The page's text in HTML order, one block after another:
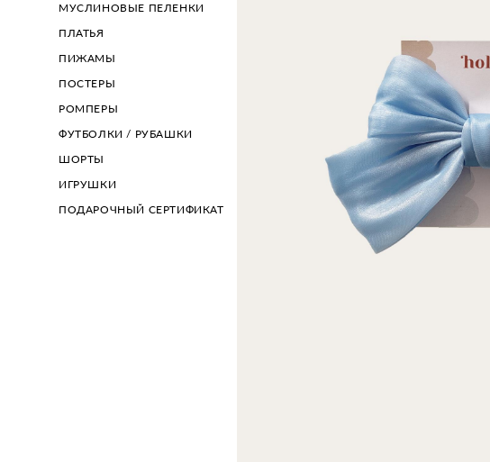
МУСЛИНОВЫЕ ПЕЛЕНКИ
ПЛАТЬЯ
ПИЖАМЫ
ПОСТЕРЫ
РОМПЕРЫ
ФУТБОЛКИ / РУБАШКИ
ШОРТЫ
ИГРУШКИ
ПОДАРОЧНЫЙ СЕРТИФИКАТ